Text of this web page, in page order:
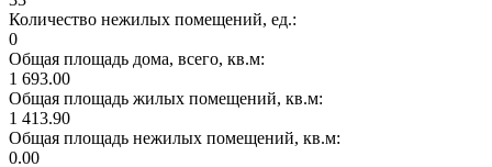
Количество нежилых помещений, ед.:
0
Общая площадь дома, всего, кв.м:
1 693.00
Общая площадь жилых помещений, кв.м:
1 413.90
Общая площадь нежилых помещений, кв.м:
0.00